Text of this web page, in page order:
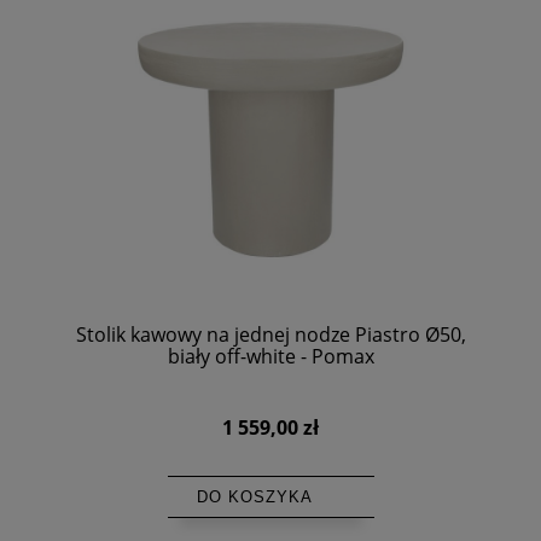
Stolik kawowy na jednej nodze Piastro Ø50,
biały off-white - Pomax
1 559,00 zł
DO KOSZYKA